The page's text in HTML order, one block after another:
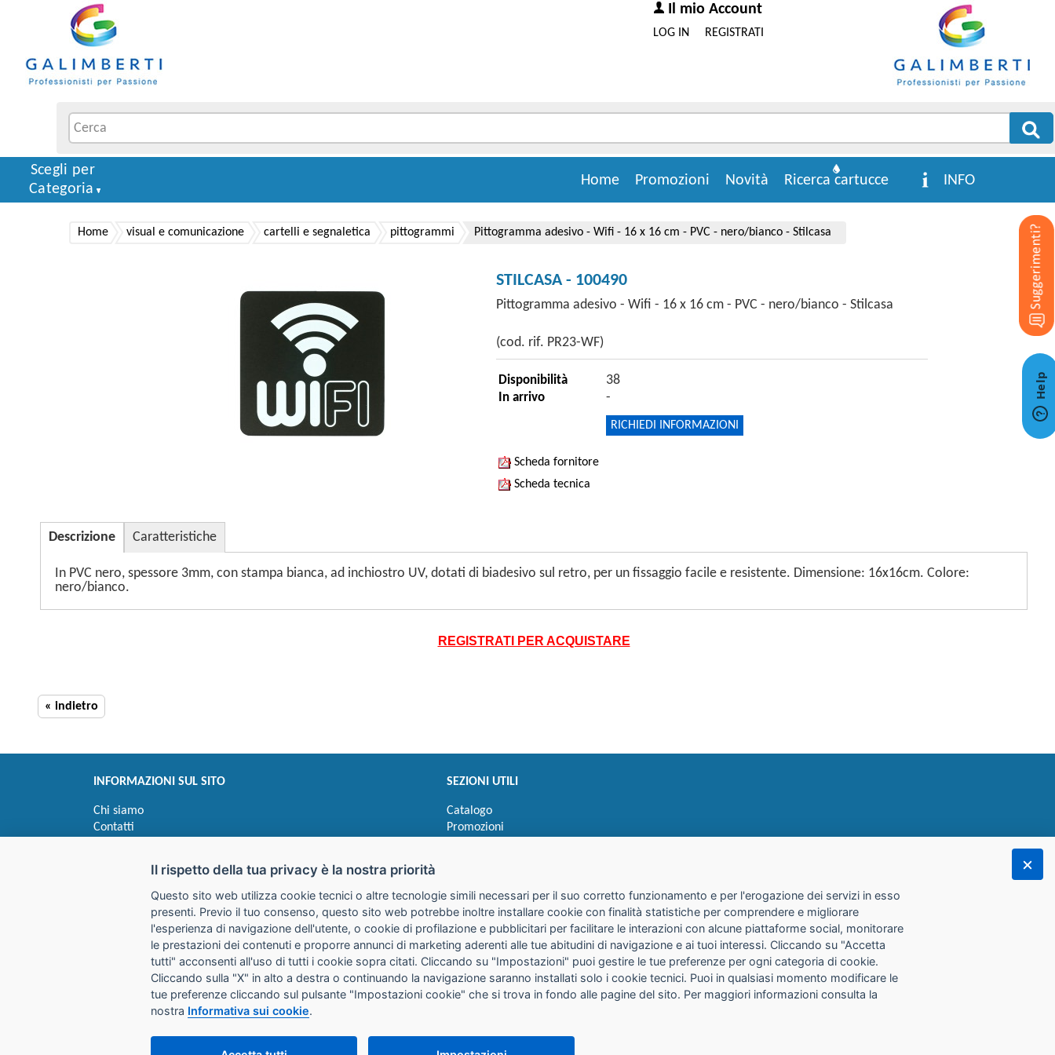
Il mio Account
REGISTRATI
LOG IN
INFO
Ricerca cartucce
Novità
Promozioni
Home
Scegli per
Categoria
Home visual e comunicazione cartelli e segnaletica pittogrammi Pittogramma adesivo - Wifi - 16 x 16 cm - PVC - nero/bianco - Stilcasa
STILCASA - 100490
Pittogramma adesivo - Wifi - 16 x 16 cm - PVC - nero/bianco - Stilcasa
(cod. rif. PR23-WF)
Disponibilità 38
In arrivo -
RICHIEDI INFORMAZIONI
Scheda fornitore
Scheda tecnica
Descrizione Caratteristiche
In PVC nero, spessore 3mm, con stampa bianca, ad inchiostro UV, dotati di biadesivo sul retro, per un fissaggio facile e resistente. Dimensione: 16x16cm. Colore:
nero/bianco.
REGISTRATI PER ACQUISTARE
« indietro
INFORMAZIONI SUL SITO
Chi siamo
Contatti
Impostazioni cookie
SEZIONI UTILI
Catalogo
Promozioni
I prezzi indicati si intendono IVA esclusa
GALIMBERTI S.r.L.
Via Giovanni Quarena 220/A 25085 Gavardo (BS)
Email:store@galimbertiweb.it PEC:galimberti@pec.galimbertiweb.it
Il rispetto della tua privacy è la nostra priorità
Questo sito web utilizza cookie tecnici o altre tecnologie simili necessari per il suo corretto funzionamento e per l'erogazione dei servizi in esso
presenti. Previo il tuo consenso, questo sito web potrebbe inoltre installare cookie con finalità statistiche per comprendere e migliorare
l'esperienza di navigazione dell'utente, o cookie di profilazione e pubblicitari per facilitare le interazioni con alcune piattaforme social, monitorare
le prestazioni dei contenuti e proporre annunci di marketing aderenti alle tue abitudini di navigazione e ai tuoi interessi. Cliccando su "Accetta
tutti" acconsenti all'uso di tutti i cookie sopra citati. Cliccando su "Impostazioni" puoi gestire le tue preferenze per ogni categoria di cookie.
Cliccando sulla "X" in alto a destra o continuando la navigazione saranno installati solo i cookie tecnici. Puoi in qualsiasi momento modificare le
tue preferenze cliccando sul pulsante "Impostazioni cookie" che si trova in fondo alle pagine del sito. Per maggiori informazioni consulta la
nostra Informativa sui cookie.